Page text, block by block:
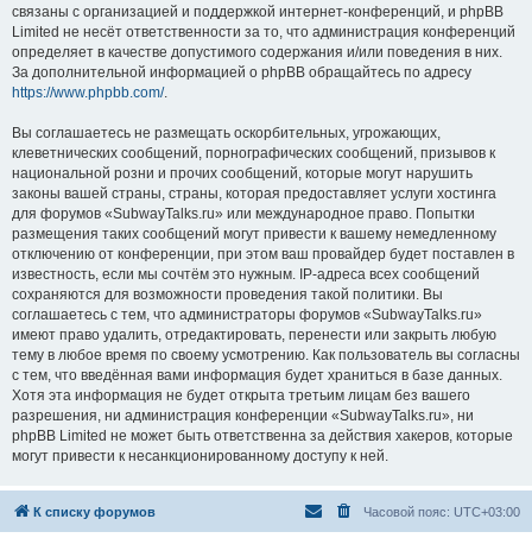
связаны с организацией и поддержкой интернет-конференций, и phpBB
Limited не несёт ответственности за то, что администрация конференций
определяет в качестве допустимого содержания и/или поведения в них.
За дополнительной информацией о phpBB обращайтесь по адресу
https://www.phpbb.com/.
Вы соглашаетесь не размещать оскорбительных, угрожающих,
клеветнических сообщений, порнографических сообщений, призывов к
национальной розни и прочих сообщений, которые могут нарушить
законы вашей страны, страны, которая предоставляет услуги хостинга
для форумов «SubwayTalks.ru» или международное право. Попытки
размещения таких сообщений могут привести к вашему немедленному
отключению от конференции, при этом ваш провайдер будет поставлен в
известность, если мы сочтём это нужным. IP-адреса всех сообщений
сохраняются для возможности проведения такой политики. Вы
соглашаетесь с тем, что администраторы форумов «SubwayTalks.ru»
имеют право удалить, отредактировать, перенести или закрыть любую
тему в любое время по своему усмотрению. Как пользователь вы согласны
с тем, что введённая вами информация будет храниться в базе данных.
Хотя эта информация не будет открыта третьим лицам без вашего
разрешения, ни администрация конференции «SubwayTalks.ru», ни
phpBB Limited не может быть ответственна за действия хакеров, которые
могут привести к несанкционированному доступу к ней.
К списку форумов Часовой пояс: UTC+03:00